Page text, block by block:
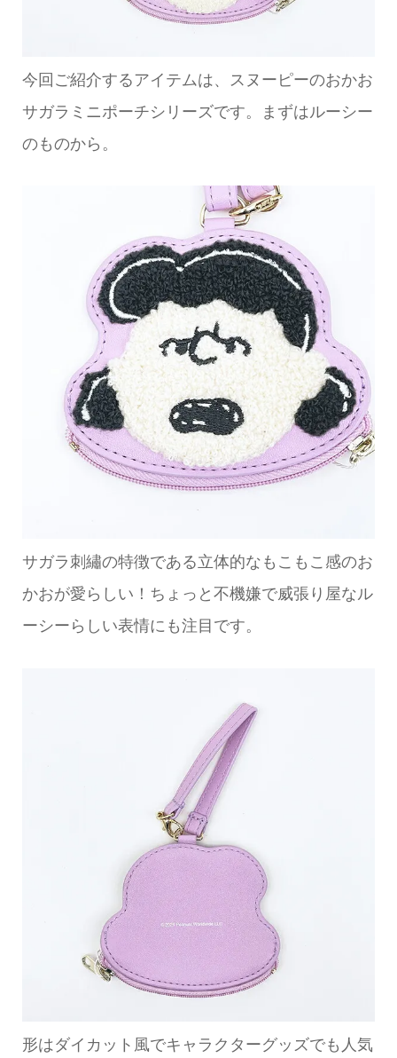
今回ご紹介するアイテムは、スヌーピーのおかお
サガラミニポーチシリーズです。まずはルーシー
のものから。
サガラ刺繡の特徴である立体的なもこもこ感のお
かおが愛らしい！ちょっと不機嫌で威張り屋なル
ーシーらしい表情にも注目です。
形はダイカット風でキャラクターグッズでも人気